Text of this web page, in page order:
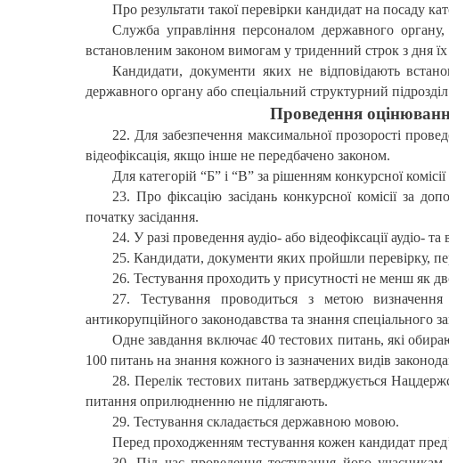
Про результати такої перевірки кандидат на посаду
Служба управління персоналом державного
встановленим законом вимогам у триденний строк з дня
Кандидати, документи яких не відповідають
державного органу або спеціальний структурний
Проведення
22. Для забезпечення максимальної прозорості
відеофіксація, якщо інше не передбачено законом.
Для категорій “Б” і “В” за рішенням конкурсної
23. Про фіксацію засідань конкурсної комісії за
початку засідання.
24. У разі проведення аудіо- або відеофіксації аудіо-
25. Кандидати, документи яких пройшли перевірку,
26. Тестування проходить у присутності не менш як
27. Тестування проводиться з метою
антикорупційного законодавства та знання спеціального
Одне завдання включає 40 тестових питань, які
100 питань на знання кожного із зазначених видів
28. Перелік тестових питань затверджується
питання оприлюдненню не підлягають.
29. Тестування складається державною мовою.
Перед проходженням тестування кожен кандидат